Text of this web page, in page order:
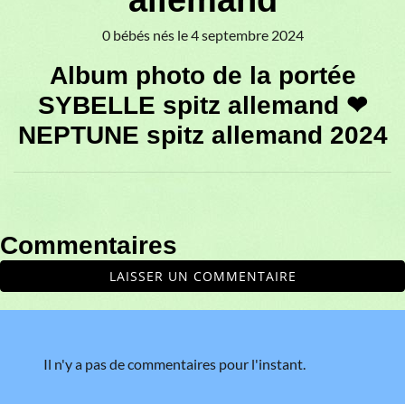
0 bébés nés le 4 septembre 2024
Album photo de la portée
SYBELLE spitz allemand ❤
NEPTUNE spitz allemand 2024
Commentaires
LAISSER UN COMMENTAIRE
Il n'y a pas de commentaires pour l'instant.